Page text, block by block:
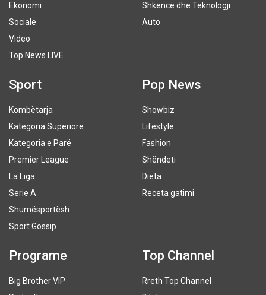
Ekonomi
Sociale
Video
Top News LIVE
Shkencë dhe Teknologji
Auto
Sport
Kombëtarja
Kategoria Superiore
Kategoria e Parë
Premier League
La Liga
Serie A
Shumësportësh
Sport Gossip
Pop News
Showbiz
Lifestyle
Fashion
Shëndeti
Dieta
Receta gatimi
Programe
Big Brother VIP
Top Channel
Rreth Top Channel